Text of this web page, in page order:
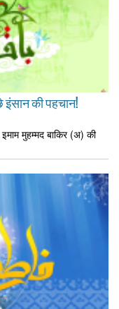
की पहचान!
मुहम्मद बाकिर (अ) की